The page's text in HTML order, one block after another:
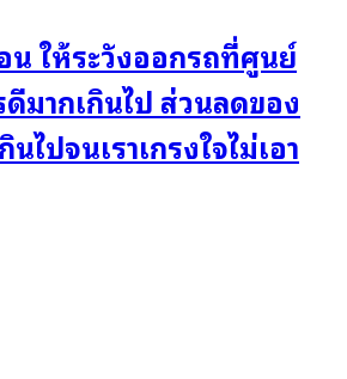
น ให้ระวังออกรถที่ศูนย์
มากเกินไป ส่วนลดของ
ไปจนเราเกรงใจไม่เอา